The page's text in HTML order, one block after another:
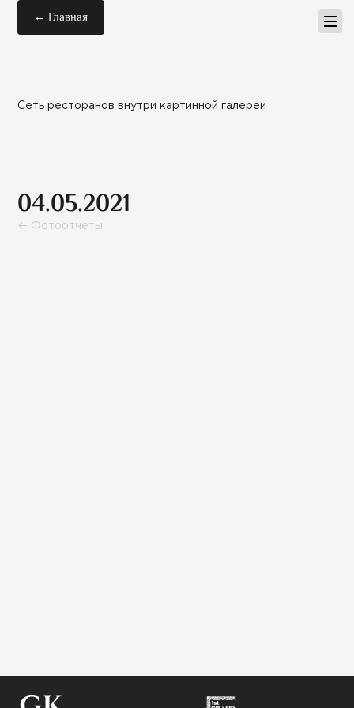
← Главная
Сеть ресторанов внутри картинной галереи
04.05.2021
← Фотоотчеты